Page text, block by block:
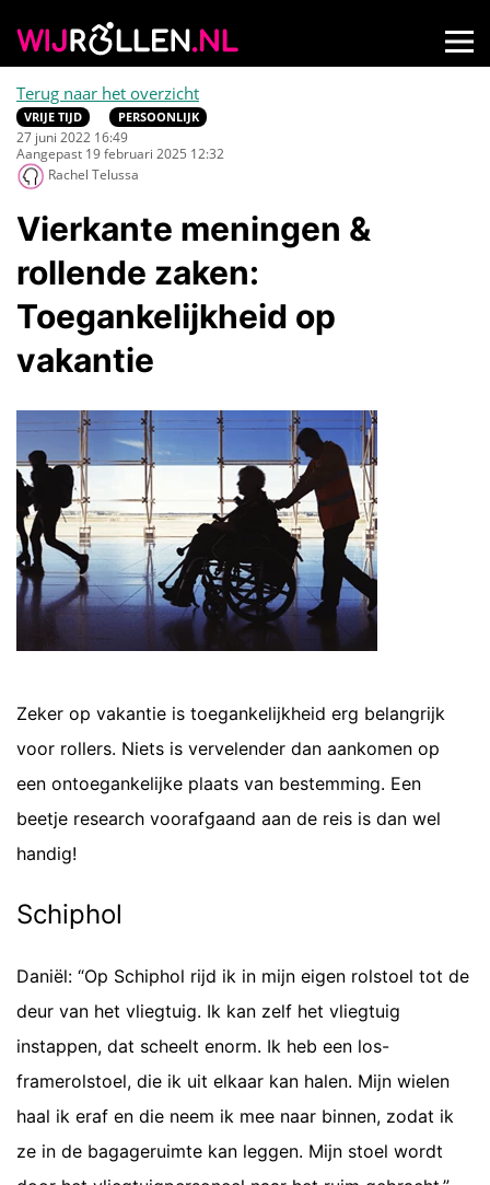
Terug naar het overzicht
VRIJE TIJD PERSOONLIJK
27 juni 2022 16:49
Aangepast 19 februari 2025 12:32
Rachel Telussa
Vierkante meningen &
rollende zaken:
Toegankelijkheid op
vakantie
Zeker op vakantie is toegankelijkheid erg belangrijk
voor rollers. Niets is vervelender dan aankomen op
een ontoegankelijke plaats van bestemming. Een
beetje research voorafgaand aan de reis is dan wel
handig!
Schiphol
Daniël: “Op Schiphol rijd ik in mijn eigen rolstoel tot de
deur van het vliegtuig. Ik kan zelf het vliegtuig
instappen, dat scheelt enorm. Ik heb een los-
framerolstoel, die ik uit elkaar kan halen. Mijn wielen
haal ik eraf en die neem ik mee naar binnen, zodat ik
ze in de bagageruimte kan leggen. Mijn stoel wordt